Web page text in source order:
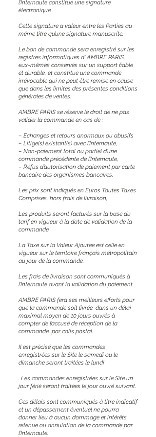
l’Internaute constitue une signature
électronique.
Cette signature a valeur entre les Parties au
même titre qu’une signature manuscrite.
Le bon de commande sera enregistré sur les
registres informatiques d’ AMBRE PARIS,
eux-mêmes conservés sur un support fiable
et durable, et constitue une commande
irrévocable qui ne peut être remise en cause
que dans les limites des présentes conditions
générales de ventes.
AMBRE PARIS se réserve le droit de ne pas
valider la commande en cas de :
– Echanges et retours anormaux ou abusifs
– Litige(s) existant(s) avec l’Internaute,
– Non-paiement total ou partiel d’une
commande précédente de l’Internaute,
– Refus d’autorisation de paiement par carte
bancaire des organismes bancaires.
Les prix sont indiqués en Euros Toutes Taxes
Comprises, hors frais de livraison,
Les produits seront facturés sur la base du
tarif en vigueur à la date de validation de la
commande.
La Taxe sur la Valeur Ajoutée est celle en
vigueur sur le territoire français métropolitain
au jour de la commande.
Les frais de livraison sont communiqués à
l’Internaute avant la validation du paiement
AMBRE PARIS fera ses meilleurs efforts pour
que la commande soit livrée, dans un délai
maximal moyen de 10 jours ouvrés à
compter de l’accusé de réception de la
commande, par colis postal.
Il est précisé que les commandes
enregistrées sur le Site le samedi ou le
dimanche seront traitées le lundi
. Les commandes enregistrées sur le Site un
jour férié seront traitées le jour ouvré suivant.
Ces délais sont communiqués à titre indicatif
et un dépassement éventuel ne pourra
donner lieu à aucun dommage et intérêts,
retenue ou annulation de la commande par
l’Internaute.